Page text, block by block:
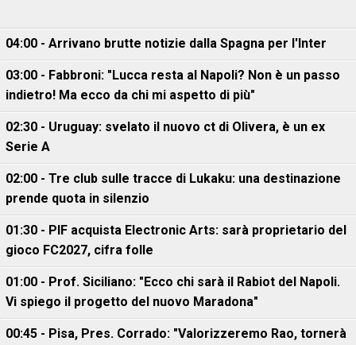
04:00 - Arrivano brutte notizie dalla Spagna per l'Inter
03:00 - Fabbroni: "Lucca resta al Napoli? Non è un passo
indietro! Ma ecco da chi mi aspetto di più"
02:30 - Uruguay: svelato il nuovo ct di Olivera, è un ex
Serie A
02:00 - Tre club sulle tracce di Lukaku: una destinazione
prende quota in silenzio
01:30 - PIF acquista Electronic Arts: sarà proprietario del
gioco FC2027, cifra folle
01:00 - Prof. Siciliano: "Ecco chi sarà il Rabiot del Napoli.
Vi spiego il progetto del nuovo Maradona"
00:45 - Pisa, Pres. Corrado: "Valorizzeremo Rao, tornerà